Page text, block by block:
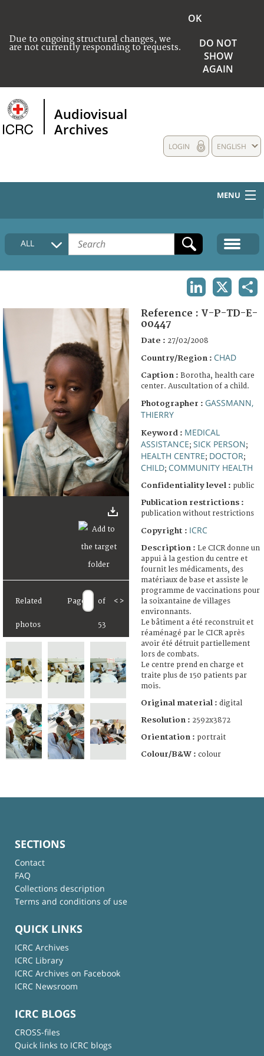
Due to ongoing structural changes, we
are not currently responding to requests.
OK
DO NOT
SHOW
AGAIN
Audiovisual
Archives
ENGLISH
LOGIN
MENU
HOME
COLLECTIONS DESCRIPTION
FAQ
ALL
Related
photos
Page of
53
< >
Reference : V-P-TD-E-
00447
Date : 27/02/2008
Country/Region : CHAD
Caption : Borotha, health care
center. Auscultation of a child.
Photographer : GASSMANN,
THIERRY
Keyword : MEDICAL
ASSISTANCE; SICK PERSON;
HEALTH CENTRE; DOCTOR;
CHILD; COMMUNITY HEALTH
Confidentiality level : public
Publication restrictions :
publication without restrictions
Copyright : ICRC
Description : Le CICR donne un
appui à la gestion du centre et
fournit les médicaments, des
matériaux de base et assiste le
programme de vaccinations pour
la soixantaine de villages
environnants.
Le bâtiment a été reconstruit et
réaménagé par le CICR après
avoir été détruit partiellement
lors de combats.
Le centre prend en charge et
traite plus de 150 patients par
mois.
Original material : digital
Resolution : 2592x3872
Orientation : portrait
Colour/B&W : colour
SECTIONS
Contact
FAQ
Collections description
Terms and conditions of use
QUICK LINKS
ICRC Archives
ICRC Library
ICRC Archives on Facebook
ICRC Newsroom
ICRC BLOGS
CROSS-files
Quick links to ICRC blogs